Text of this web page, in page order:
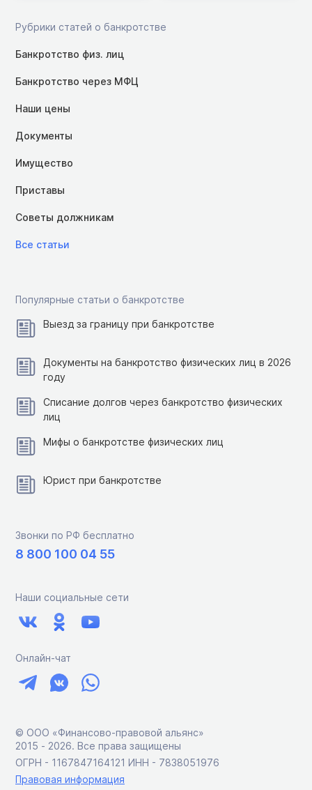
Рубрики статей о банкротстве
Банкротство физ. лиц
Банкротство через МФЦ
Наши цены
Документы
Имущество
Приставы
Советы должникам
Все статьи
Популярные статьи о банкротстве
Выезд за границу при банкротстве
Документы на банкротство физических лиц в 2026
году
Списание долгов через банкротство физических
лиц
Мифы о банкротстве физических лиц
Юрист при банкротстве
Звонки по РФ бесплатно
8 800 100 04 55
Наши социальные сети
Онлайн-чат
© ООО «Финансово-правовой альянс»
2015 ‑ 2026. Все права защищены
ОГРН - 1167847164121 ИНН - 7838051976
Правовая информация